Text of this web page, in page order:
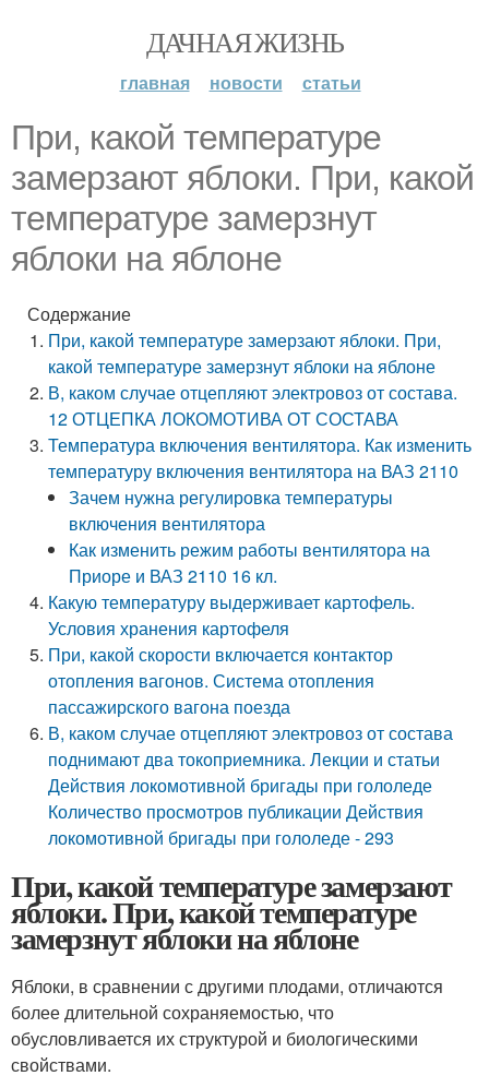
ДАЧНАЯ ЖИЗНЬ
главная новости статьи
При, какой температуре
замерзают яблоки. При, какой
температуре замерзнут
яблоки на яблоне
Содержание
При, какой температуре замерзают яблоки. При,
какой температуре замерзнут яблоки на яблоне
В, каком случае отцепляют электровоз от состава.
12 ОТЦЕПКА ЛОКОМОТИВА ОТ СОСТАВА
Температура включения вентилятора. Как изменить
температуру включения вентилятора на ВАЗ 2110
Зачем нужна регулировка температуры
включения вентилятора
Как изменить режим работы вентилятора на
Приоре и ВАЗ 2110 16 кл.
Какую температуру выдерживает картофель.
Условия хранения картофеля
При, какой скорости включается контактор
отопления вагонов. Система отопления
пассажирского вагона поезда
В, каком случае отцепляют электровоз от состава
поднимают два токоприемника. Лекции и статьи
Действия локомотивной бригады при гололеде
Количество просмотров публикации Действия
локомотивной бригады при гололеде - 293
При, какой температуре замерзают
яблоки. При, какой температуре
замерзнут яблоки на яблоне
Яблоки, в сравнении с другими плодами, отличаются
более длительной сохраняемостью, что
обусловливается их структурой и биологическими
свойствами.